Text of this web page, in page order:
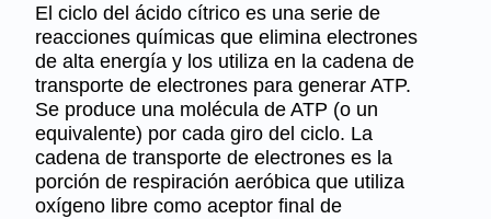
El ciclo del ácido cítrico es una serie de
reacciones químicas que elimina electrones
de alta energía y los utiliza en la cadena de
transporte de electrones para generar ATP.
Se produce una molécula de ATP (o un
equivalente) por cada giro del ciclo. La
cadena de transporte de electrones es la
porción de respiración aeróbica que utiliza
oxígeno libre como aceptor final de